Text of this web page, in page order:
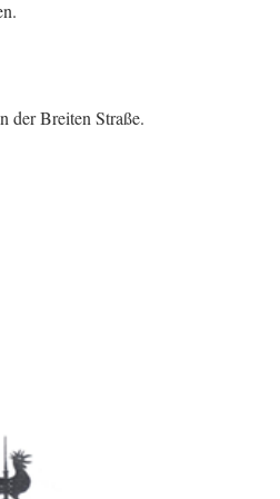
der Breiten Straße.